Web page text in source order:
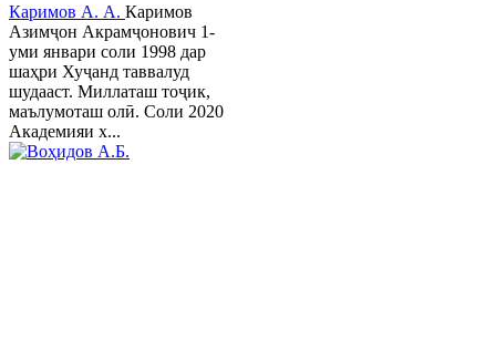
Каримов А. А. Каримов
Азимҷон Акрамҷонович 1-
уми январи соли 1998 дар
шаҳри Хуҷанд таввалуд
шудааст. Миллаташ тоҷик,
маълумоташ олӣ. Соли 2020
Академияи х...